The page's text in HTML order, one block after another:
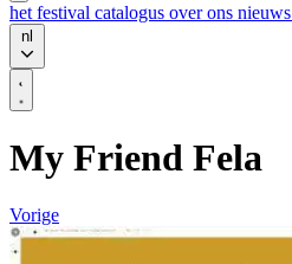
het festival catalogus over ons nieuws
nl
My Friend Fela
Vorige